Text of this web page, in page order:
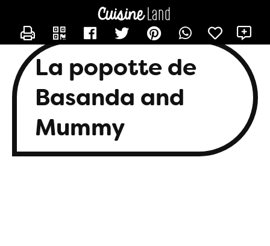
La popotte de
Basanda and
Mummy
CONTACTER BASANDA